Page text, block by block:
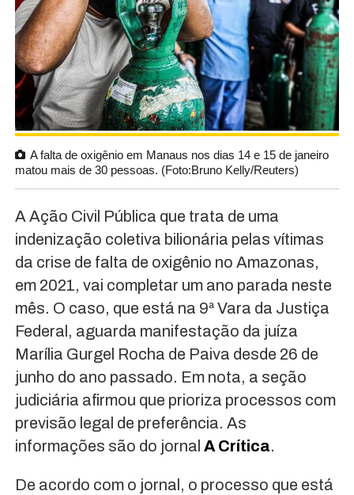
A falta de oxigênio em Manaus nos dias 14 e 15 de janeiro
matou mais de 30 pessoas. (Foto:Bruno Kelly/Reuters)
A Ação Civil Pública que trata de uma
indenização coletiva bilionária pelas vítimas
da crise de falta de oxigênio no Amazonas,
em 2021, vai completar um ano parada neste
mês. O caso, que está na 9ª Vara da Justiça
Federal, aguarda manifestação da juíza
Marília Gurgel Rocha de Paiva desde 26 de
junho do ano passado. Em nota, a seção
judiciária afirmou que prioriza processos com
previsão legal de preferência. As
informações são do jornal A Crítica.
De acordo com o jornal, o processo que está